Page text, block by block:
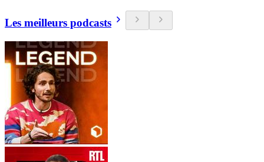
Les meilleurs podcasts